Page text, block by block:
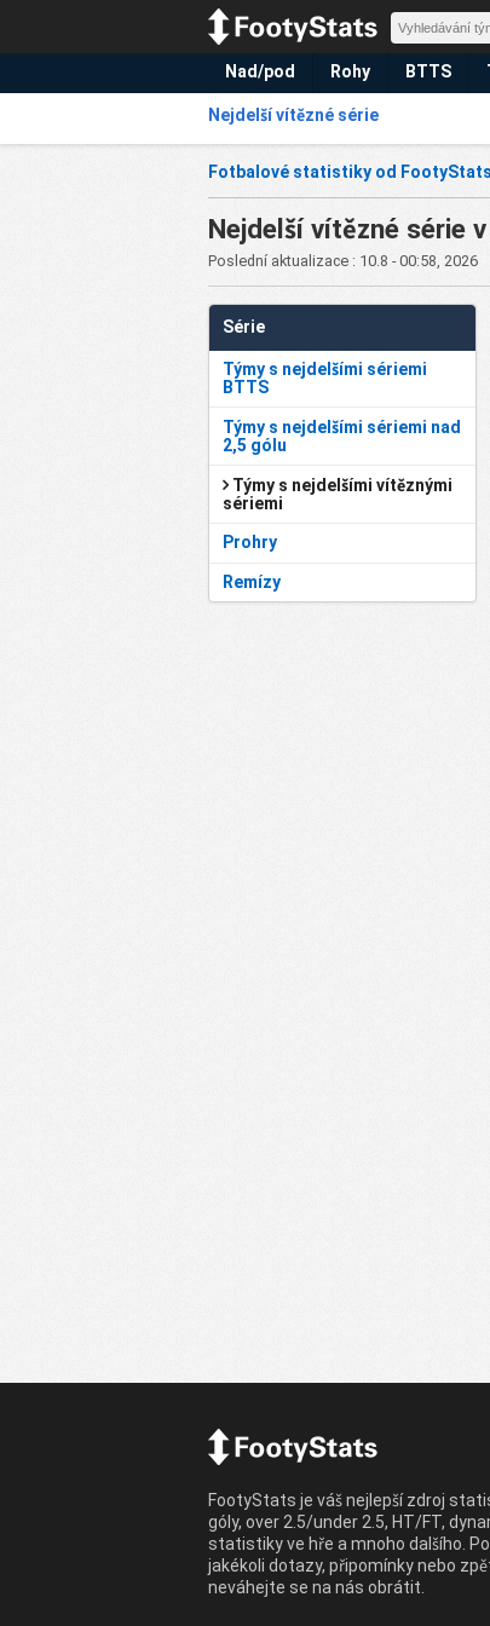
Nad/pod Rohy BTTS
Nejdelší vítězné série
Fotbalové statistiky od FootyStats
Nejdelší vítězné série
Poslední aktualizace : 10.8 - 00:58, 2026
Série
Týmy s nejdelšími sériemi
BTTS
Týmy s nejdelšími sériemi nad
2,5 gólu
Týmy s nejdelšími vítěznými
sériemi
Prohry
Remízy
FootyStats je váš nejlepší zdroj
góly, over 2.5/under 2.5, HT/FT,
statistiky ve hře a mnoho dalšího.
jakékoli dotazy, připomínky nebo
neváhejte se na nás obrátit.